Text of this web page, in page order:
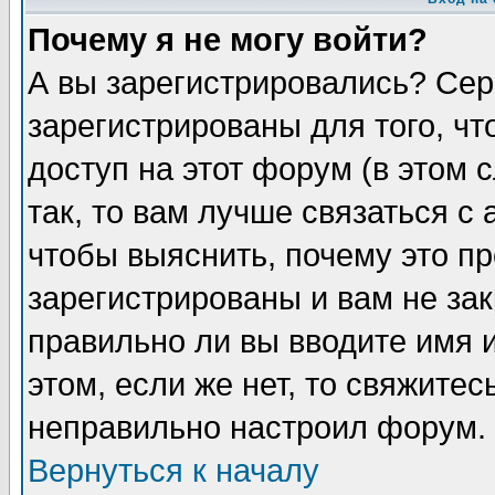
Почему я не могу войти?
А вы зарегистрировались?
зарегистрированы для того,
доступ на этот форум (в этом
так, то вам лучше связаться
чтобы выяснить, почему это
зарегистрированы и вам не
правильно ли вы вводите
этом, если же нет, то
неправильно настроил форум.
Вернуться к началу